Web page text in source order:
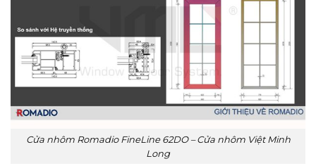
Cửa nhôm Romadio FineLine 62DO – Cửa nhôm Việt Minh
Long